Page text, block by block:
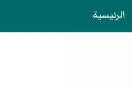
الرئيسية